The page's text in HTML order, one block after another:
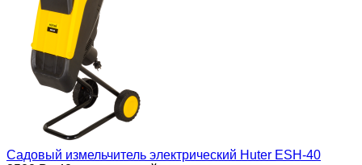
Садовый измельчитель электрический Huter ESH-40